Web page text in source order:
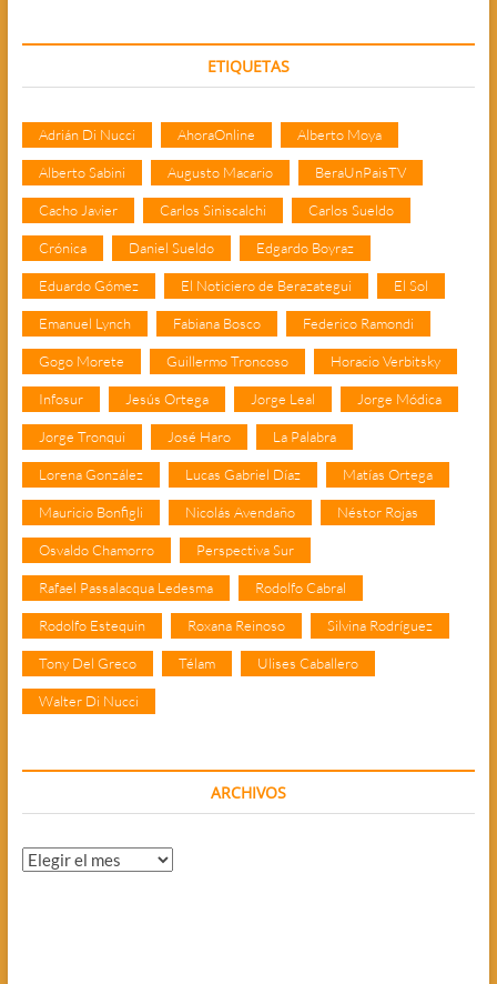
ETIQUETAS
Adrián Di Nucci AhoraOnline Alberto Moya
Alberto Sabini Augusto Macario BeraUnPaisTV
Cacho Javier Carlos Siniscalchi Carlos Sueldo
Crónica Daniel Sueldo Edgardo Boyraz
Eduardo Gómez El Noticiero de Berazategui El Sol
Emanuel Lynch Fabiana Bosco Federico Ramondi
Gogo Morete Guillermo Troncoso Horacio Verbitsky
Infosur Jesús Ortega Jorge Leal Jorge Módica
Jorge Tronqui José Haro La Palabra
Lorena González Lucas Gabriel Díaz Matías Ortega
Mauricio Bonfigli Nicolás Avendaño Néstor Rojas
Osvaldo Chamorro Perspectiva Sur
Rafael Passalacqua Ledesma Rodolfo Cabral
Rodolfo Estequin Roxana Reinoso Silvina Rodríguez
Tony Del Greco Télam Ulises Caballero
Walter Di Nucci
ARCHIVOS
Archivos